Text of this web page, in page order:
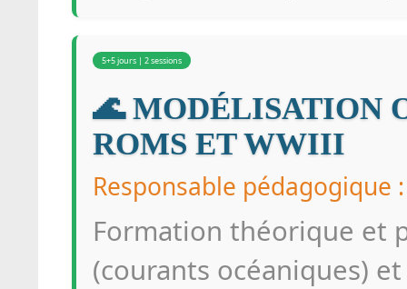
5+5 jours | 2 sessions
🌊 MODÉLISATION
ROMS ET WWIII
Responsable pédagogique
Formation théorique et
(courants océaniques)